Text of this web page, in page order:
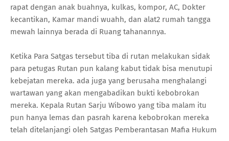
rapat dengan anak buahnya, kulkas, kompor, AC, Dokter
kecantikan, Kamar mandi wuahh, dan alat2 rumah tangga
mewah lainnya berada di Ruang tahanannya.
Ketika Para Satgas tersebut tiba di rutan melakukan sidak
para petugas Rutan pun kalang kabut tidak bisa menutupi
kebejatan mereka. ada juga yang berusaha menghalangi
wartawan yang akan mengabadikan bukti kebobrokan
mereka. Kepala Rutan Sarju Wibowo yang tiba malam itu
pun hanya lemas dan pasrah karena kebobrokan mereka
telah ditelanjangi oleh Satgas Pemberantasan Mafia Hukum